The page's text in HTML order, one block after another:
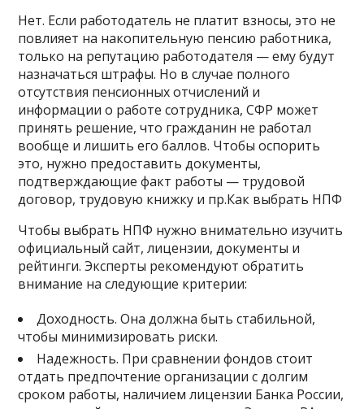
Нет. Если работодатель не платит взносы, это не
повлияет на накопительную пенсию работника,
только на репутацию работодателя — ему будут
назначаться штрафы. Но в случае полного
отсутствия пенсионных отчислений и
информации о работе сотрудника, СФР может
принять решение, что гражданин не работал
вообще и лишить его баллов. Чтобы оспорить
это, нужно предоставить документы,
подтверждающие факт работы — трудовой
договор, трудовую книжку и пр.Как выбрать НПФ
Чтобы выбрать НПФ нужно внимательно изучить
официальный сайт, лицензии, документы и
рейтинги. Эксперты рекомендуют обратить
внимание на следующие критерии:
Доходность. Она должна быть стабильной,
чтобы минимизировать риски.
Надежность. При сравнении фондов стоит
отдать предпочтение организации с долгим
сроком работы, наличием лицензии Банка России,